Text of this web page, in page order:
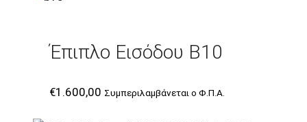
Έπιπλο Εισόδου B10
€1.600,00 Συμπεριλαμβάνεται ο Φ.Π.Α.